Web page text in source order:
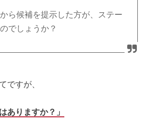
ら候補を提示した方が、ステー
でしょうか？
ですが、
ありますか？」